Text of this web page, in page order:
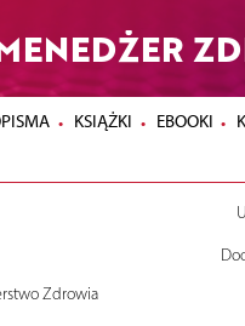
KSIĄŻKI EBOOKI
Zdrowia